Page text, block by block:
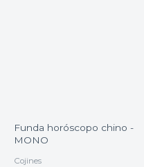
Funda horóscopo chino -
MONO
Cojines